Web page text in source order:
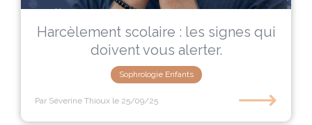
Harcèlement scolaire : les signes qui
doivent vous alerter.
Sophrologie Enfants
Par Séverine Thioux le 25/09/25 ⟶